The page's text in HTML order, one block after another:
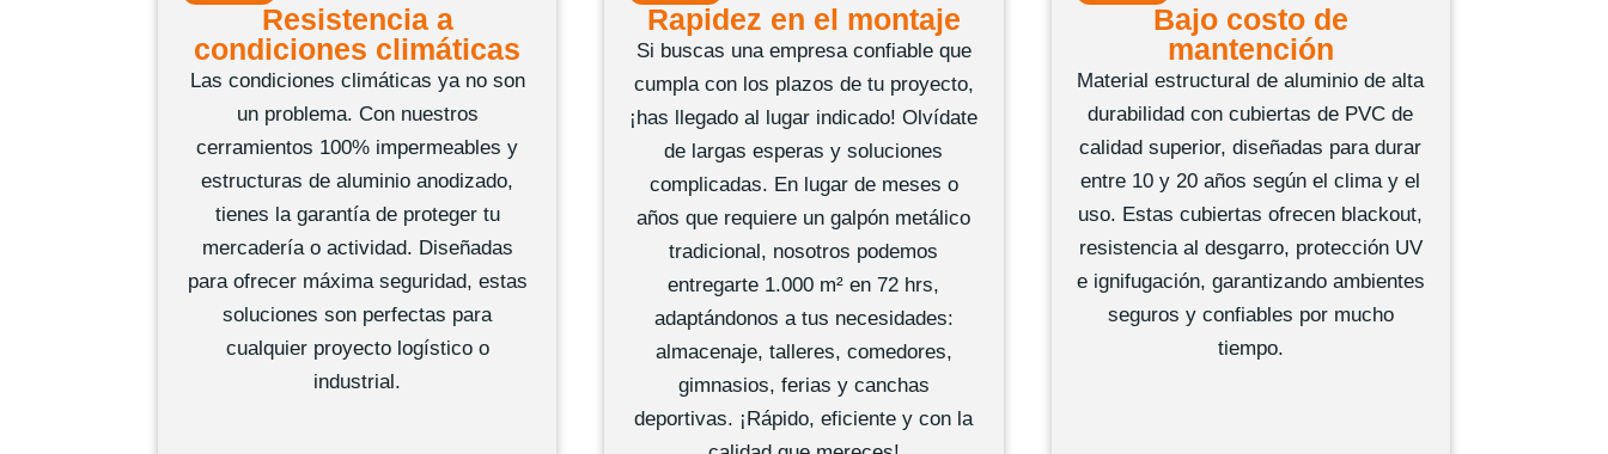
Resistencia a
condiciones climáticas
Las condiciones climáticas ya no son
un problema. Con nuestros
cerramientos 100% impermeables y
estructuras de aluminio anodizado,
tienes la garantía de proteger tu
mercadería o actividad. Diseñadas
para ofrecer máxima seguridad, estas
soluciones son perfectas para
cualquier proyecto logístico o
industrial.
Rapidez en el montaje
Si buscas una empresa confiable que
cumpla con los plazos de tu proyecto,
¡has llegado al lugar indicado! Olvídate
de largas esperas y soluciones
complicadas. En lugar de meses o
años que requiere un galpón metálico
tradicional, nosotros podemos
entregarte 1.000 m²en 72 hrs,
adaptándonos a tus necesidades:
almacenaje, talleres, comedores,
gimnasios, ferias y canchas
deportivas. ¡Rápido, eficiente y con la
Bajo costo de
mantención
Material estructural de aluminio de alta
durabilidad con cubiertas de PVC de
calidad superior, diseñadas para durar
entre 10 y 20 años según el clima y el
uso. Estas cubiertas ofrecen blackout,
resistencia al desgarro, protección UV
e ignifugación, garantizando ambientes
seguros y confiables por mucho
tiempo.